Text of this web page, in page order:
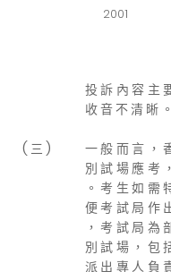
2001
投 訴 內 容 主
收 音 不 清 晰 。
( 三 )
一 般 而 言 ，
別 試 場 應 考
。 考 生 如 需
便 考 試 局 作
， 考 試 局 為
別 試 場 ， 包
派 出 專 人 負